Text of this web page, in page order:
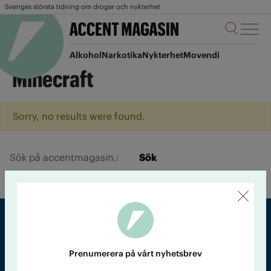
Sveriges största tidning om droger och nykterhet
AlkoholNarkotikaNykterhetMovendi
Minecraft
Sorry, no results were found.
Sök
Prenumerera på vårt nyhetsbrev